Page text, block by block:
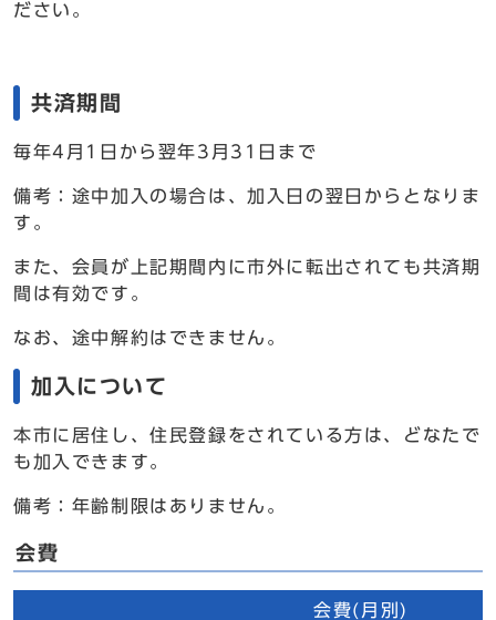
ださい。
共済期間
毎年4月1日から翌年3月31日まで
備考：途中加入の場合は、加入日の翌日からとなりま
す。
また、会員が上記期間内に市外に転出されても共済期
間は有効です。
なお、途中解約はできません。
加入について
本市に居住し、住民登録をされている方は、どなたで
も加入できます。
備考：年齢制限はありません。
会費
会費(月別)